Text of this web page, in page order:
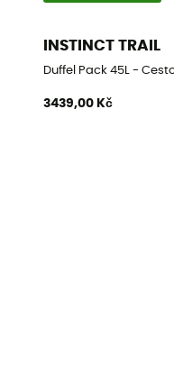
INSTINCT TRAIL
Duffel Pack 45L -
3439,00 Kč